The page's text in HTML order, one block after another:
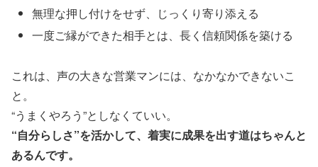
無理な押し付けをせず、じっくり寄り添える
一度ご縁ができた相手とは、長く信頼関係を築ける
これは、声の大きな営業マンには、なかなかできないこ
と。
“うまくやろう”としなくていい。
“自分らしさ”を活かして、着実に成果を出す道はちゃんと
あるんです。